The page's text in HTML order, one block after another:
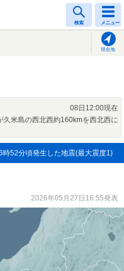
検索 メニュー
現在地
08日12:00現在
久米島の西北西約160kmを西北西に
時52分頃発生した地震(最大震度1)
2026年05月27日16:55発表